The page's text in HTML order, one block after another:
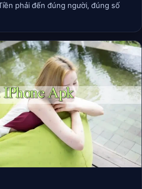
phải đến đúng người, đúng số